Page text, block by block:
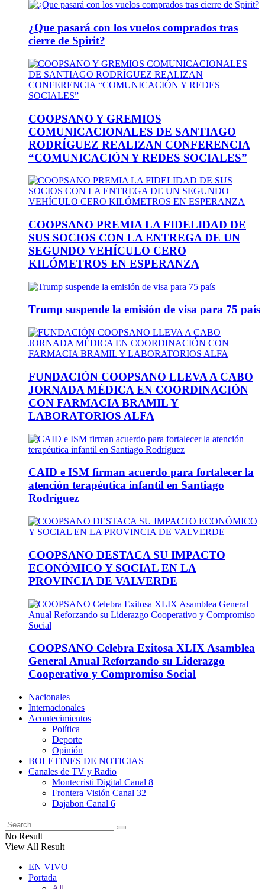
¿Que pasará con los vuelos comprados tras
cierre de Spirit?
COOPSANO Y GREMIOS
COMUNICACIONALES DE SANTIAGO
RODRÍGUEZ REALIZAN CONFERENCIA
“COMUNICACIÓN Y REDES SOCIALES”
COOPSANO PREMIA LA FIDELIDAD DE
SUS SOCIOS CON LA ENTREGA DE UN
SEGUNDO VEHÍCULO CERO
KILÓMETROS EN ESPERANZA
Trump suspende la emisión de visa para 75 país
FUNDACIÓN COOPSANO LLEVA A CABO
JORNADA MÉDICA EN COORDINACIÓN
CON FARMACIA BRAMIL Y
LABORATORIOS ALFA
CAID e ISM firman acuerdo para fortalecer la
atención terapéutica infantil en Santiago
Rodríguez
COOPSANO DESTACA SU IMPACTO
ECONÓMICO Y SOCIAL EN LA
PROVINCIA DE VALVERDE
COOPSANO Celebra Exitosa XLIX Asamblea
General Anual Reforzando su Liderazgo
Cooperativo y Compromiso Social
Nacionales
Internacionales
Acontecimientos
Política
Deporte
Opinión
BOLETINES DE NOTICIAS
Canales de TV y Radio
Montecristi Digital Canal 8
Frontera Visión Canal 32
Dajabon Canal 6
No Result
View All Result
EN VIVO
Portada